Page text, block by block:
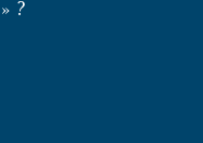
» ?